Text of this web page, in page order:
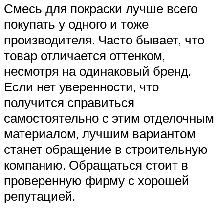
Смесь для покраски лучше всего
покупать у одного и тоже
производителя. Часто бывает, что
товар отличается оттенком,
несмотря на одинаковый бренд.
Если нет уверенности, что
получится справиться
самостоятельно с этим отделочным
материалом, лучшим вариантом
станет обращение в строительную
компанию. Обращаться стоит в
проверенную фирму с хорошей
репутацией.